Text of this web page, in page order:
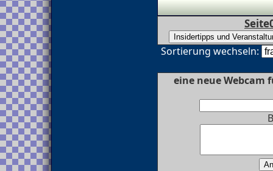
Sortierung wechseln:
eine neue